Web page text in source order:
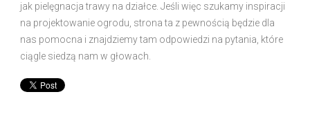
jak pielęgnacja trawy na działce. Jeśli więc szukamy inspiracji
na projektowanie ogrodu, strona ta z pewnością będzie dla
nas pomocna i znajdziemy tam odpowiedzi na pytania, które
ciągle siedzą nam w głowach.